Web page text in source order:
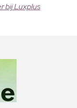
bij Luxplus